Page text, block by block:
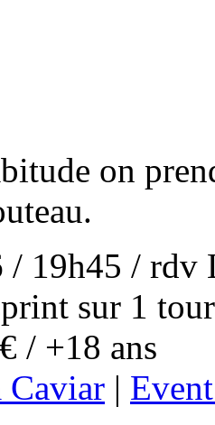
on
/ 19h45 / rdv
sur 1
/ +18 ans
Caviar |